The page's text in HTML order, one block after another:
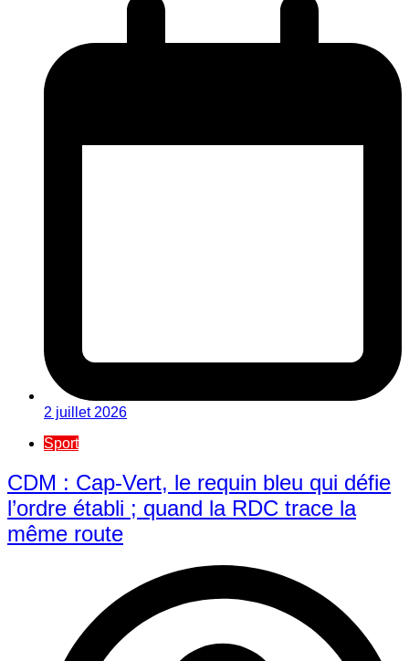
2 juillet 2026
Sport
CDM : Cap-Vert, le requin bleu qui défie
l’ordre établi ; quand la RDC trace la
même route